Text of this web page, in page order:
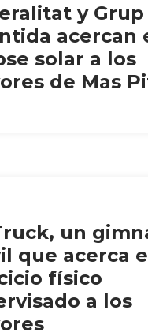
y Grup
acercan
solar a los
de Mas
un
que acerca
físico
a los